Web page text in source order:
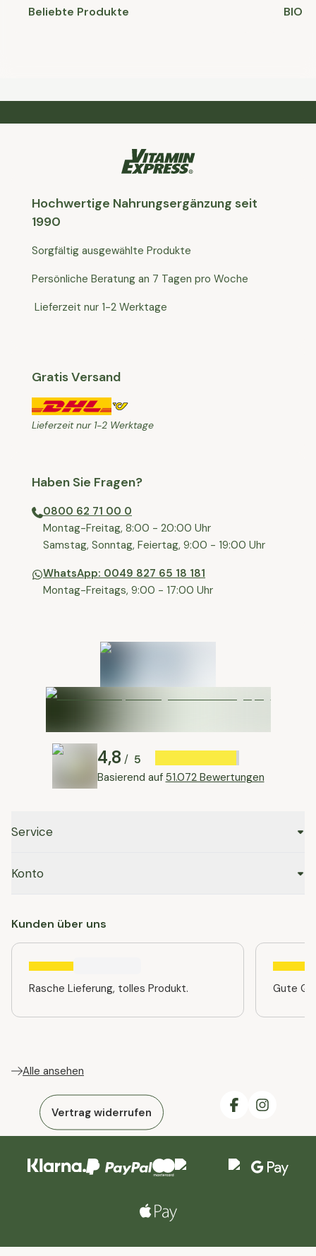
Beliebte Produkte BIO
Hochwertige Nahrungsergänzung seit
1990
Sorgfältig ausgewählte Produkte
Persönliche Beratung an 7 Tagen pro Woche
Lieferzeit nur 1-2 Werktage
Gratis Versand
Lieferzeit nur 1-2 Werktage
Haben Sie Fragen?
0800 62 71 00 0
⁠⁠Montag-Freitag, 8:00 - 20:00 Uhr
⁠Samstag, Sonntag, Feiertag, 9:00 - 19:00 Uhr
WhatsApp: 0049 827 65 18 181
Montag-Freitags, 9:00 - 17:00 Uhr
4,8 / 5
Basierend auf 51.072 Bewertungen
Service
Konto
Kunden über uns
Rasche Lieferung, tolles Produkt. Gute
Alle ansehen
Vertrag widerrufen